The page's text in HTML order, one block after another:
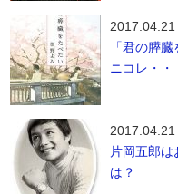
「君の膵
ニコレ・・
片岡五郎
は？